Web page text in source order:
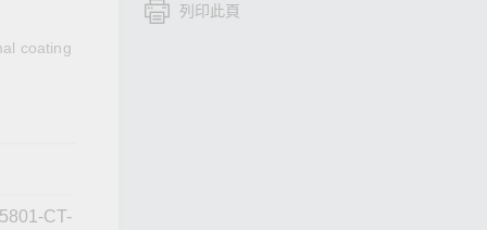
coating
CT-
列印此頁